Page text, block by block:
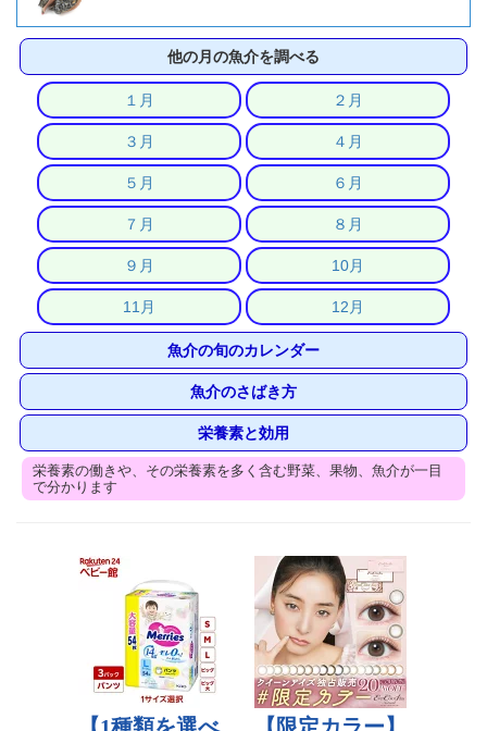
他の月の魚介を調べる
１月 ２月
３月 ４月
５月 ６月
７月 ８月
９月 10月
11月 12月
魚介の旬のカレンダー
魚介のさばき方
栄養素と効用
栄養素の働きや、その栄養素を多く含む野菜、果物、魚介が一目
で分かります